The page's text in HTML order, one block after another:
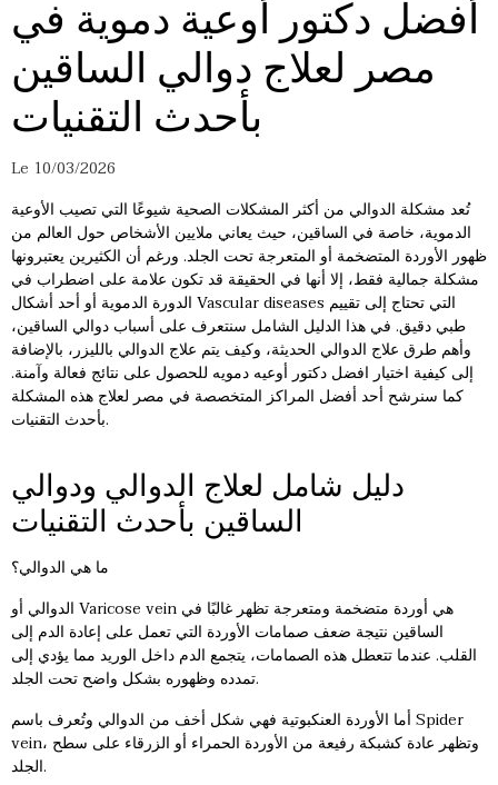
أفضل دكتور أوعية دموية في
مصر لعلاج دوالي الساقين
بأحدث التقنيات
Le 10/03/2026
تُعد مشكلة الدوالي من أكثر المشكلات الصحية شيوعًا التي تصيب الأوعية
الدموية، خاصة في الساقين، حيث يعاني ملايين الأشخاص حول العالم من
ظهور الأوردة المتضخمة أو المتعرجة تحت الجلد. ورغم أن الكثيرين يعتبرونها
مشكلة جمالية فقط، إلا أنها في الحقيقة قد تكون علامة على اضطراب في
الدورة الدموية أو أحد أشكال Vascular diseases التي تحتاج إلى تقييم
طبي دقيق. في هذا الدليل الشامل سنتعرف على أسباب دوالي الساقين،
وأهم طرق علاج الدوالي الحديثة، وكيف يتم علاج الدوالي بالليزر، بالإضافة
إلى كيفية اختيار افضل دكتور أوعيه دمويه للحصول على نتائج فعالة وآمنة.
كما سنرشح أحد أفضل المراكز المتخصصة في مصر لعلاج هذه المشكلة
بأحدث التقنيات.
دليل شامل لعلاج الدوالي ودوالي
الساقين بأحدث التقنيات
ما هي الدوالي؟
الدوالي أو Varicose vein هي أوردة متضخمة ومتعرجة تظهر غالبًا في
الساقين نتيجة ضعف صمامات الأوردة التي تعمل على إعادة الدم إلى
القلب. عندما تتعطل هذه الصمامات، يتجمع الدم داخل الوريد مما يؤدي إلى
تمدده وظهوره بشكل واضح تحت الجلد.
أما الأوردة العنكبوتية فهي شكل أخف من الدوالي وتُعرف باسم Spider
vein، وتظهر عادة كشبكة رفيعة من الأوردة الحمراء أو الزرقاء على سطح
الجلد.